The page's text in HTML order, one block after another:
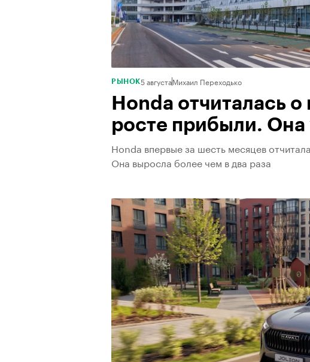
РЫНОК5 августаМихаил Переходько
Honda отчиталась
росте прибыли. Она
Honda впервые за шесть месяцев
Она выросла более чем в два раза